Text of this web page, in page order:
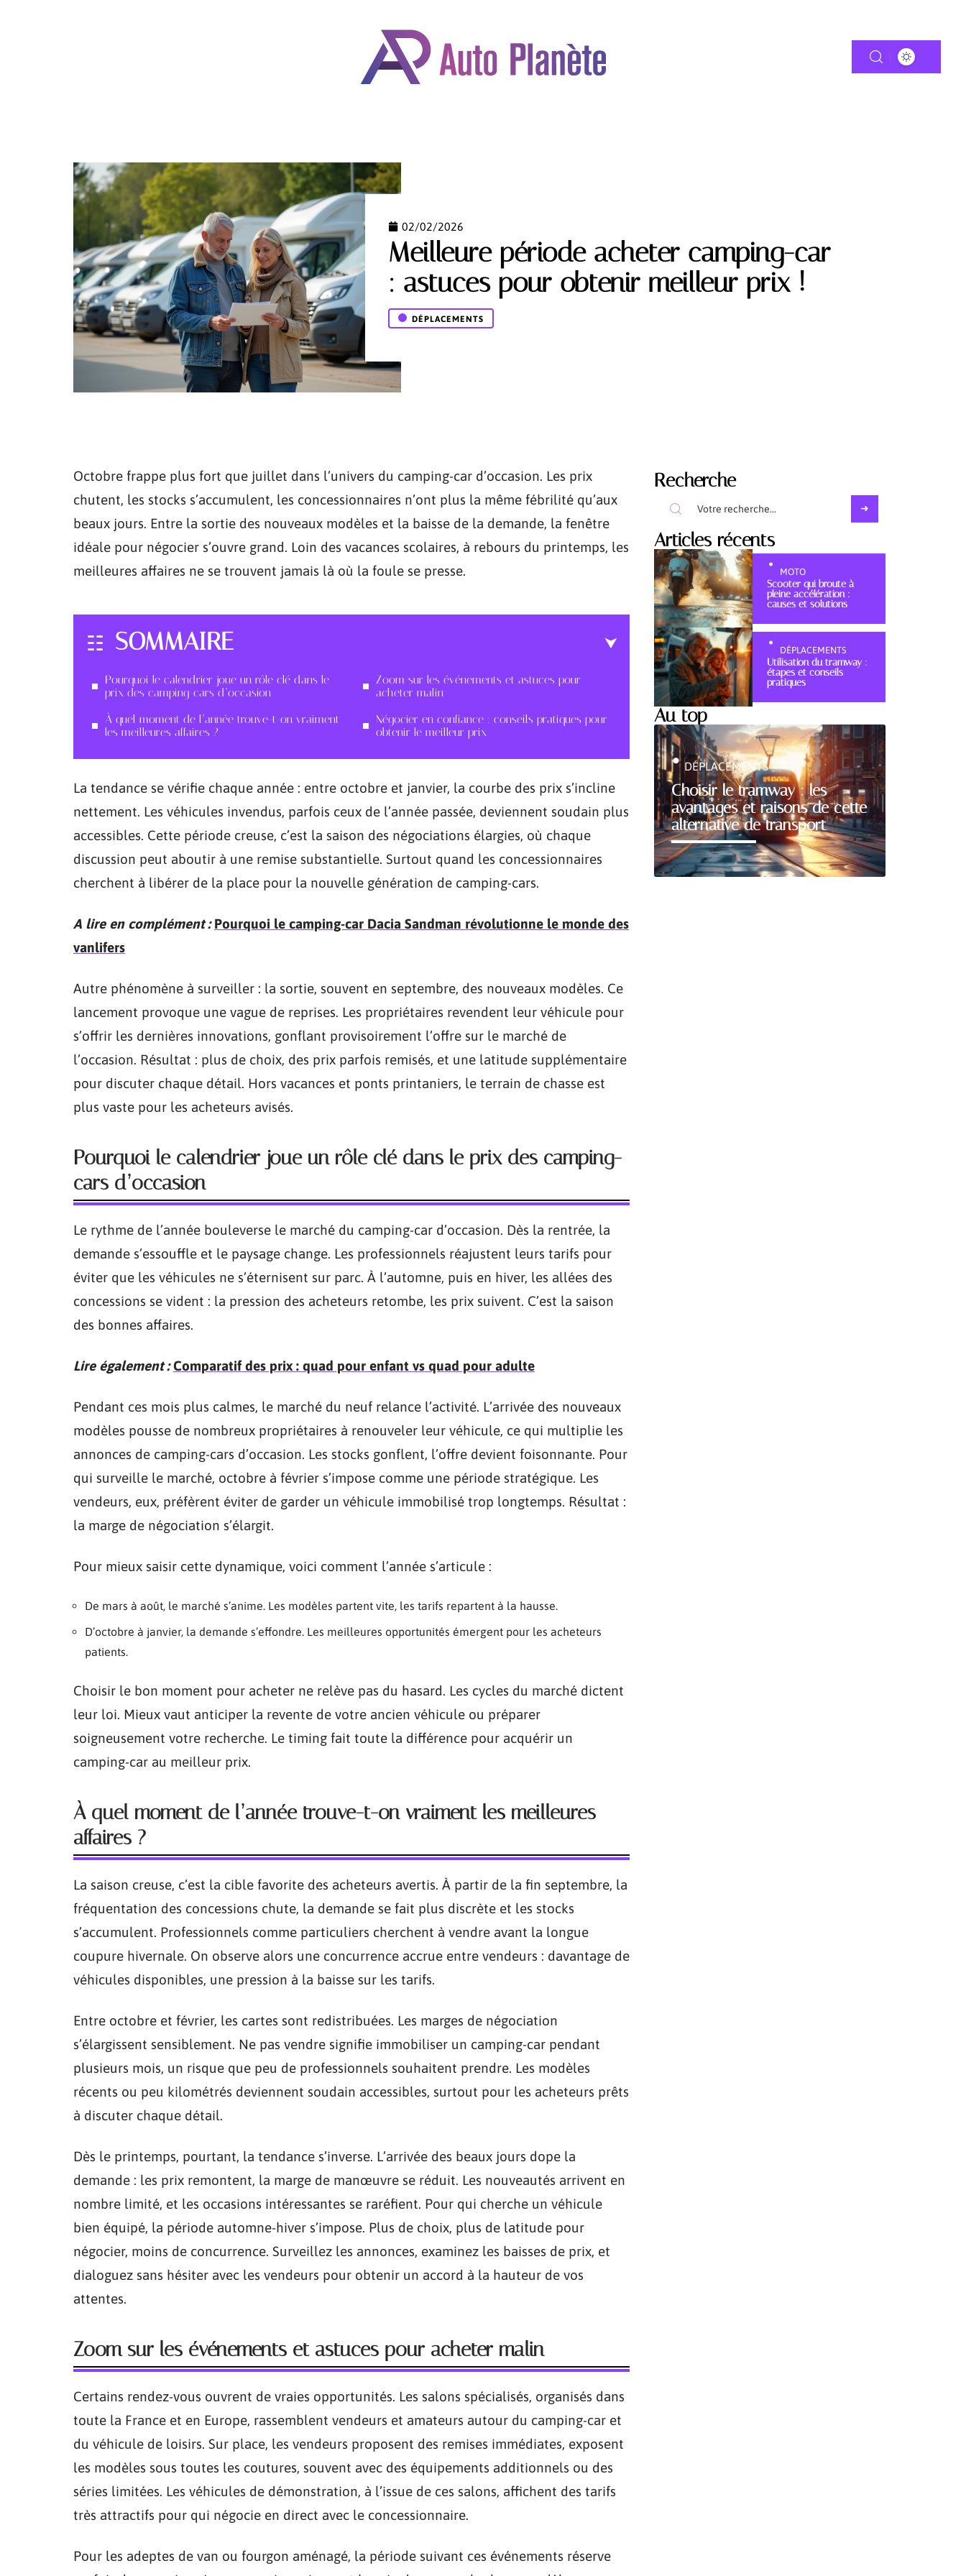
02/02/2026
Meilleure période acheter camping-car
: astuces pour obtenir meilleur prix !
DÉPLACEMENTS
Octobre frappe plus fort que juillet dans l’univers du camping-car d’occasion. Les prix
chutent, les stocks s’accumulent, les concessionnaires n’ont plus la même fébrilité qu’aux
beaux jours. Entre la sortie des nouveaux modèles et la baisse de la demande, la fenêtre
idéale pour négocier s’ouvre grand. Loin des vacances scolaires, à rebours du printemps, les
meilleures affaires ne se trouvent jamais là où la foule se presse.
SOMMAIRE
Pourquoi le calendrier joue un rôle clé dans le
prix des camping-cars d’occasion
À quel moment de l’année trouve-t-on vraiment
les meilleures affaires ?
Zoom sur les événements et astuces pour
acheter malin
Négocier en confiance : conseils pratiques pour
obtenir le meilleur prix
La tendance se vérifie chaque année : entre octobre et janvier, la courbe des prix s’incline
nettement. Les véhicules invendus, parfois ceux de l’année passée, deviennent soudain plus
accessibles. Cette période creuse, c’est la saison des négociations élargies, où chaque
discussion peut aboutir à une remise substantielle. Surtout quand les concessionnaires
cherchent à libérer de la place pour la nouvelle génération de camping-cars.
A lire en complément : Pourquoi le camping-car Dacia Sandman révolutionne le monde des
vanlifers
Autre phénomène à surveiller : la sortie, souvent en septembre, des nouveaux modèles. Ce
lancement provoque une vague de reprises. Les propriétaires revendent leur véhicule pour
s’offrir les dernières innovations, gonflant provisoirement l’offre sur le marché de
l’occasion. Résultat : plus de choix, des prix parfois remisés, et une latitude supplémentaire
pour discuter chaque détail. Hors vacances et ponts printaniers, le terrain de chasse est
plus vaste pour les acheteurs avisés.
Pourquoi le calendrier joue un rôle clé dans le prix des camping-
cars d’occasion
Le rythme de l’année bouleverse le marché du camping-car d’occasion. Dès la rentrée, la
demande s’essouffle et le paysage change. Les professionnels réajustent leurs tarifs pour
éviter que les véhicules ne s’éternisent sur parc. À l’automne, puis en hiver, les allées des
concessions se vident : la pression des acheteurs retombe, les prix suivent. C’est la saison
des bonnes affaires.
Lire également : Comparatif des prix : quad pour enfant vs quad pour adulte
Pendant ces mois plus calmes, le marché du neuf relance l’activité. L’arrivée des nouveaux
modèles pousse de nombreux propriétaires à renouveler leur véhicule, ce qui multiplie les
annonces de camping-cars d’occasion. Les stocks gonflent, l’offre devient foisonnante. Pour
qui surveille le marché, octobre à février s’impose comme une période stratégique. Les
vendeurs, eux, préfèrent éviter de garder un véhicule immobilisé trop longtemps. Résultat :
la marge de négociation s’élargit.
Pour mieux saisir cette dynamique, voici comment l’année s’articule :
De mars à août, le marché s’anime. Les modèles partent vite, les tarifs repartent à la hausse.
D’octobre à janvier, la demande s’effondre. Les meilleures opportunités émergent pour les acheteurs
patients.
Choisir le bon moment pour acheter ne relève pas du hasard. Les cycles du marché dictent
leur loi. Mieux vaut anticiper la revente de votre ancien véhicule ou préparer
soigneusement votre recherche. Le timing fait toute la différence pour acquérir un
camping-car au meilleur prix.
À quel moment de l’année trouve-t-on vraiment les meilleures
affaires ?
La saison creuse, c’est la cible favorite des acheteurs avertis. À partir de la fin septembre, la
fréquentation des concessions chute, la demande se fait plus discrète et les stocks
s’accumulent. Professionnels comme particuliers cherchent à vendre avant la longue
coupure hivernale. On observe alors une concurrence accrue entre vendeurs : davantage de
véhicules disponibles, une pression à la baisse sur les tarifs.
Entre octobre et février, les cartes sont redistribuées. Les marges de négociation
s’élargissent sensiblement. Ne pas vendre signifie immobiliser un camping-car pendant
plusieurs mois, un risque que peu de professionnels souhaitent prendre. Les modèles
récents ou peu kilométrés deviennent soudain accessibles, surtout pour les acheteurs prêts
à discuter chaque détail.
Dès le printemps, pourtant, la tendance s’inverse. L’arrivée des beaux jours dope la
demande : les prix remontent, la marge de manœuvre se réduit. Les nouveautés arrivent en
nombre limité, et les occasions intéressantes se raréfient. Pour qui cherche un véhicule
bien équipé, la période automne-hiver s’impose. Plus de choix, plus de latitude pour
négocier, moins de concurrence. Surveillez les annonces, examinez les baisses de prix, et
dialoguez sans hésiter avec les vendeurs pour obtenir un accord à la hauteur de vos
attentes.
Zoom sur les événements et astuces pour acheter malin
Certains rendez-vous ouvrent de vraies opportunités. Les salons spécialisés, organisés dans
toute la France et en Europe, rassemblent vendeurs et amateurs autour du camping-car et
du véhicule de loisirs. Sur place, les vendeurs proposent des remises immédiates, exposent
les modèles sous toutes les coutures, souvent avec des équipements additionnels ou des
séries limitées. Les véhicules de démonstration, à l’issue de ces salons, affichent des tarifs
très attractifs pour qui négocie en direct avec le concessionnaire.
Pour les adeptes de van ou fourgon aménagé, la période suivant ces événements réserve
Recherche
Articles récents
MOTO
Scooter qui broute à
pleine accélération :
causes et solutions
DÉPLACEMENTS
Utilisation du tramway :
étapes et conseils
pratiques
Au top
Choisir le tramway : les
avantages et raisons de cette
alternative de transport
DÉPLACEMENTS